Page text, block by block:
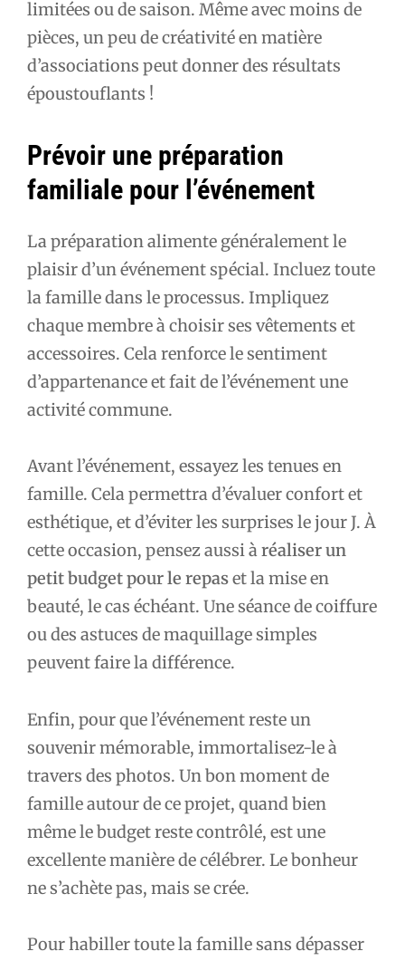
limitées ou de saison. Même avec moins de
pièces, un peu de créativité en matière
d’associations peut donner des résultats
époustouflants !
Prévoir une préparation
familiale pour l’événement
La préparation alimente généralement le
plaisir d’un événement spécial. Incluez toute
la famille dans le processus. Impliquez
chaque membre à choisir ses vêtements et
accessoires. Cela renforce le sentiment
d’appartenance et fait de l’événement une
activité commune.
Avant l’événement, essayez les tenues en
famille. Cela permettra d’évaluer confort et
esthétique, et d’éviter les surprises le jour J. À
cette occasion, pensez aussi àréaliser un
petit budget pour le repaset la mise en
beauté, le cas échéant. Une séance de coiffure
ou des astuces de maquillage simples
peuvent faire la différence.
Enfin, pour que l’événement reste un
souvenir mémorable, immortalisez-le à
travers des photos. Un bon moment de
famille autour de ce projet, quand bien
même le budget reste contrôlé, est une
excellente manière de célébrer. Le bonheur
ne s’achète pas, mais se crée.
Pour habiller toute la famille sans dépasser